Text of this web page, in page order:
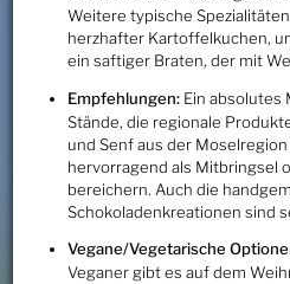
Weitere typische
herzhafter Kartoffelkuchen,
ein saftiger Braten, der mit
Empfehlungen:Ein absolutes
Stände, die regionale
und Senf aus der
hervorragend als Mitbringsel
bereichern. Auch die
Schokoladenkreationen sind
Vegane/Vegetarische
Veganer gibt es auf dem